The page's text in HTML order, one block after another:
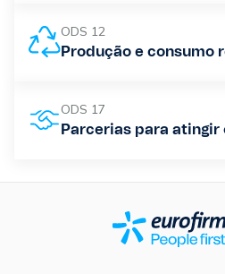
ODS 12
Produção e consumo
ODS 17
Parcerias para atingir